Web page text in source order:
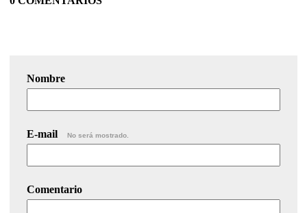
Nombre
E-mail No será mostrado.
Comentario